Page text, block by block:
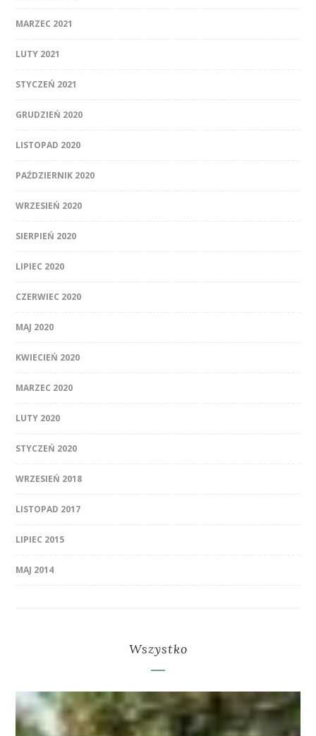
MARZEC 2021
LUTY 2021
STYCZEŃ 2021
GRUDZIEŃ 2020
LISTOPAD 2020
PAŹDZIERNIK 2020
WRZESIEŃ 2020
SIERPIEŃ 2020
LIPIEC 2020
CZERWIEC 2020
MAJ 2020
KWIECIEŃ 2020
MARZEC 2020
LUTY 2020
STYCZEŃ 2020
WRZESIEŃ 2018
LISTOPAD 2017
LIPIEC 2015
MAJ 2014
Wszystko